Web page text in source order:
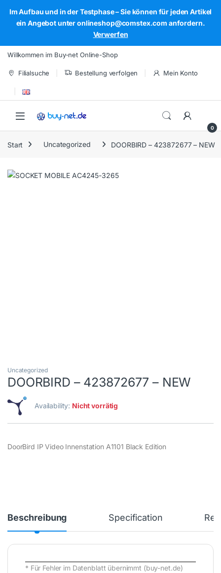
Im Aufbau und in der Testphase – Sie können für jeden Artikel
ein Angebot unter onlineshop@comstex.com anfordern.
Verwerfen
Skip to navigation
Skip to content
Willkommen im Buy-net Online-Shop
Filialsuche Bestellung verfolgen Mein Konto
Open
0
Start Uncategorized DOORBIRD – 423872677 – NEW
Uncategorized
DOORBIRD – 423872677 – NEW
Availability: Nicht vorrätig
DoorBird IP Video Innenstation A1101 Black Edition
Beschreibung Specification
* Für Fehler im Datenblatt übernimmt (buy-net.de)